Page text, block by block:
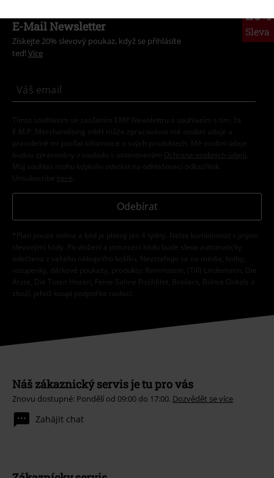
20%
Sleva
E-Mail Newsletter
Získejte 20% slevový poukaz, když se přihlásíte
teď! Více
Tímto souhlasím se zasíláním EMP Newslettru a souhlasím s tím, že
E.M.P. Merchandising mbH může zpracovávat mé osobní údaje a
pravidelně mi posílat informace o svých produktech. Mé osobní údaje
budou zpracovány v souladu s ustanoveními
Ochrana osobních údajů
Můj souhlas mohu kdykoliv odvolat na odhlašovací odkaz/link.
Unsubscribe here
Odebírat
*Platí pouze online a kód je platný jen 4 týdny. Nelze kombinovat s jinými
slevovými kódy. Po vložení a potvrzení kódu bude sleva automaticky
odečtena z vašeho nákupního košíku. Nevztahuje se na média, knihy,
vstupenky, dárkové poukazy, produkty: Rammstein, (Till) Lindemann, Die
Ärzte, Die Toten Hosen, Feine Sahne Fischfilet, Broilers, Böhse Onkelz a
zboží, jehož koupí podpoříte nadaci.
Náš zákaznický servis je tu pro vás
Znovu dostupné: Pondělí od 09:00 do 17:00. Dozvědět se více
Zahájit chat